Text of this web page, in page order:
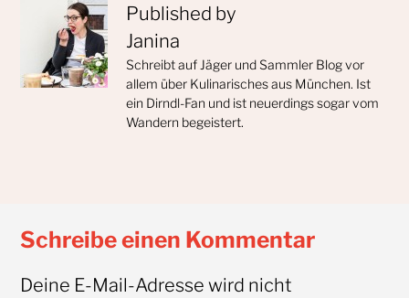
Published by
Janina
Schreibt auf Jäger und Sammler Blog vor
allem über Kulinarisches aus München. Ist
ein Dirndl-Fan und ist neuerdings sogar vom
Wandern begeistert.
Schreibe einen Kommentar
Deine E-Mail-Adresse wird nicht